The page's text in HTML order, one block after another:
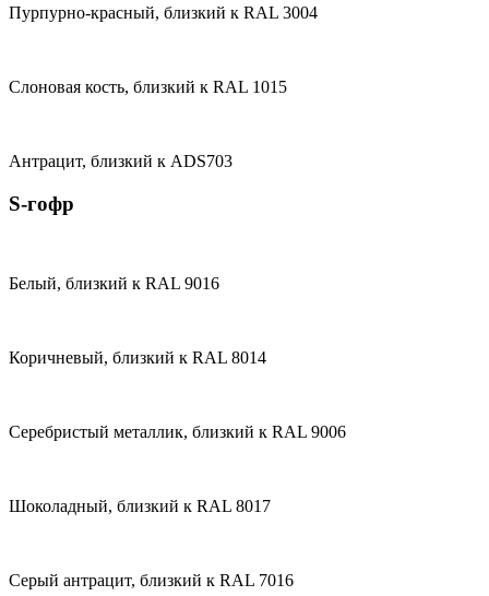
Пурпурно-красный, близкий к RAL 3004
Слоновая кость, близкий к RAL 1015
Антрацит, близкий к ADS703
S-гофр
Белый, близкий к RAL 9016
Коричневый, близкий к RAL 8014
Серебристый металлик, близкий к RAL 9006
Шоколадный, близкий к RAL 8017
Серый антрацит, близкий к RAL 7016